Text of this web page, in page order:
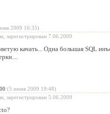
2009 16:35)
зарегистрирован 7.06.2009
качать... Одна большая SQL
(5 июня 2009 19:48)
зарегистрирован 5.06.2009